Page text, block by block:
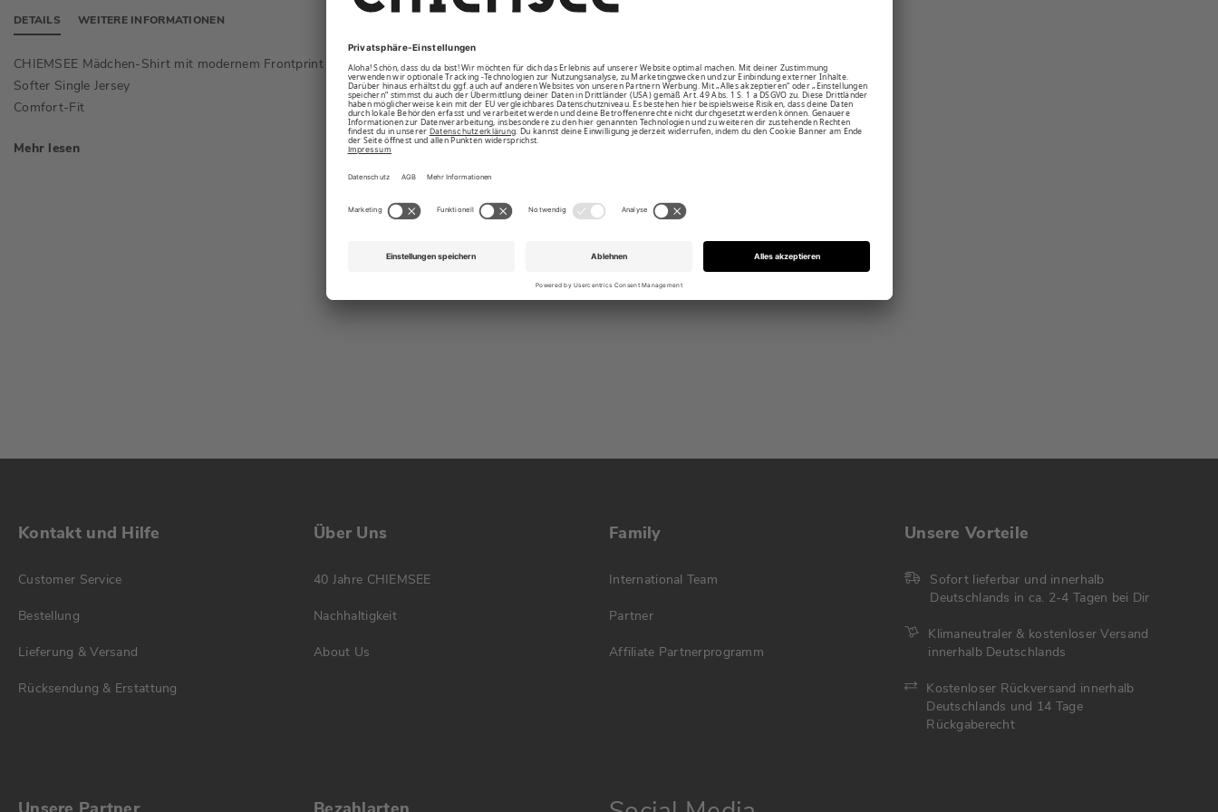
DETAILS
CHIEMSEE Mädchen-Shirt mit modernem Frontprint
Softer Single Jersey
Comfort-Fit
Rundhalsausschnitt und fixierte Ärmelaufschläge
Abgesetzter Rundhalsausschnitt und Label-Stickerei
vorne
Mehr lesen
WEITERE INFORMATIONEN
Kontakt und Hilfe
Customer Service
Bestellung
Lieferung & Versand
Rücksendung & Erstattung
Über Uns
40 Jahre CHIEMSEE
Nachhaltigkeit
About Us
Family
International Team
Partner
Affiliate Partnerprogramm
Unsere Vorteile
Sofort lieferbar und innerhalb
Deutschlands in ca. 2-4 Tagen bei Dir
Klimaneutraler & kostenloser Versand
innerhalb Deutschlands
Kostenloser Rückversand innerhalb
Deutschlands und 14 Tage
Rückgaberecht